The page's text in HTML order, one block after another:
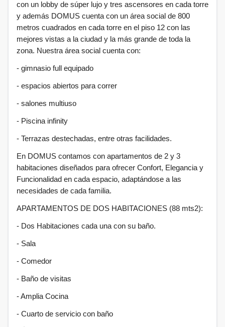
con un lobby de súper lujo y tres ascensores en cada torre
y además DOMUS cuenta con un área social de 800
metros cuadrados en cada torre en el piso 12 con las
mejores vistas a la ciudad y la más grande de toda la
zona. Nuestra área social cuenta con:
- gimnasio full equipado
- ⁠espacios abiertos para correr
- ⁠salones multiuso
- ⁠Piscina infinity
- ⁠Terrazas destechadas, entre otras facilidades.
En DOMUS contamos con apartamentos de 2 y 3
habitaciones diseñados para ofrecer Confort, Elegancia y
Funcionalidad en cada espacio, adaptándose a las
necesidades de cada familia.
APARTAMENTOS DE DOS HABITACIONES (88 mts2):
- Dos Habitaciones cada una con su baño.
- ⁠Sala
- ⁠Comedor
- ⁠Baño de visitas
- ⁠Amplia Cocina
- ⁠Cuarto de servicio con baño